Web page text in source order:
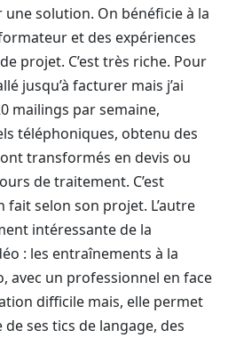
solution. On bénéficie à la
et des expériences
projet. C’est très riche. Pour
jusqu’à facturer mais j’ai
mailings par semaine,
téléphoniques, obtenu des
transformés en devis ou
de traitement. C’est
fait selon son projet. L’autre
intéressante de la
: les entraînements à la
avec un professionnel en face
difficile mais, elle permet
ses tics de langage, des